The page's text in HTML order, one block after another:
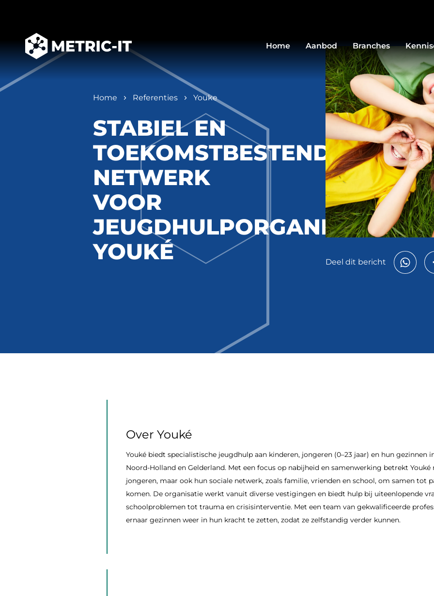
Home Aanbod Branches
Home Referenties Youke
Deel dit bericht
STABIEL EN
TOEKOMSTBESTENDIG
NETWERK
VOOR
JEUGDHULPORGANISATIE
YOUKÉ
Over Youké
Youké biedt specialistische jeugdhulp aan kinderen, jongeren (0–23 jaar) en hun gezinnen
Noord-Holland en Gelderland. Met een focus op nabijheid en samenwerking betrekt Youké
jongeren, maar ook hun sociale netwerk, zoals familie, vrienden en school, om samen tot
komen. De organisatie werkt vanuit diverse vestigingen en biedt hulp bij uiteenlopende
schoolproblemen tot trauma en crisisinterventie. Met een team van gekwalificeerde
ernaar gezinnen weer in hun kracht te zetten, zodat ze zelfstandig verder kunnen.